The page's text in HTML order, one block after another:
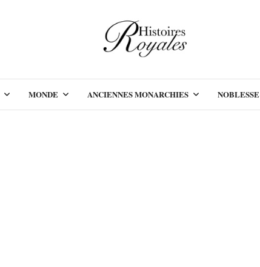
MONDE ANCIENNES MONARCHIES NOBLESSE